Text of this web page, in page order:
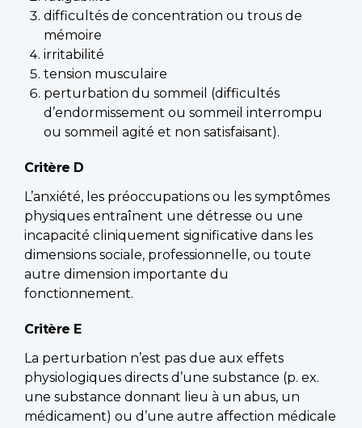
difficultés de concentration ou trous de
mémoire
irritabilité
tension musculaire
perturbation du sommeil (difficultés
d’endormissement ou sommeil interrompu
ou sommeil agité et non satisfaisant).
Critère D
L’anxiété, les préoccupations ou les symptômes
physiques entraînent une détresse ou une
incapacité cliniquement significative dans les
dimensions sociale, professionnelle, ou toute
autre dimension importante du
fonctionnement.
Critère E
La perturbation n’est pas due aux effets
physiologiques directs d’une substance (p. ex.
une substance donnant lieu à un abus, un
médicament) ou d’une autre affection médicale